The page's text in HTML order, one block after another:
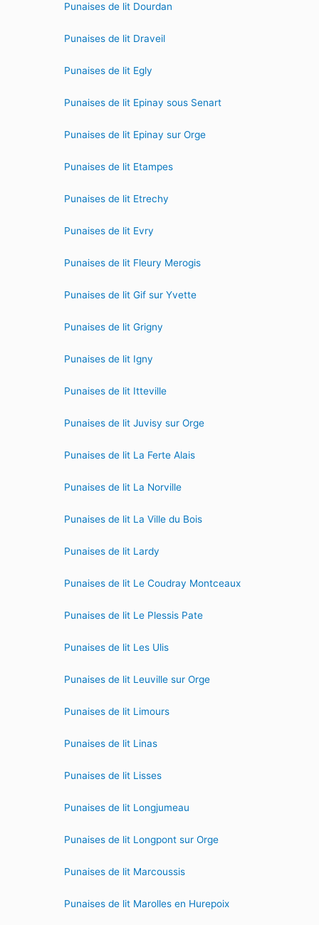
Punaises de lit Dourdan
Punaises de lit Draveil
Punaises de lit Egly
Punaises de lit Epinay sous Senart
Punaises de lit Epinay sur Orge
Punaises de lit Etampes
Punaises de lit Etrechy
Punaises de lit Evry
Punaises de lit Fleury Merogis
Punaises de lit Gif sur Yvette
Punaises de lit Grigny
Punaises de lit Igny
Punaises de lit Itteville
Punaises de lit Juvisy sur Orge
Punaises de lit La Ferte Alais
Punaises de lit La Norville
Punaises de lit La Ville du Bois
Punaises de lit Lardy
Punaises de lit Le Coudray Montceaux
Punaises de lit Le Plessis Pate
Punaises de lit Les Ulis
Punaises de lit Leuville sur Orge
Punaises de lit Limours
Punaises de lit Linas
Punaises de lit Lisses
Punaises de lit Longjumeau
Punaises de lit Longpont sur Orge
Punaises de lit Marcoussis
Punaises de lit Marolles en Hurepoix